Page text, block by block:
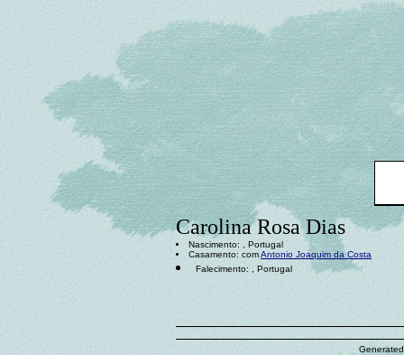
Carolina Rosa Dias
Nascimento: , Portugal
Casamento: comAntonio Joaquim da Costa
Falecimento: , Portugal